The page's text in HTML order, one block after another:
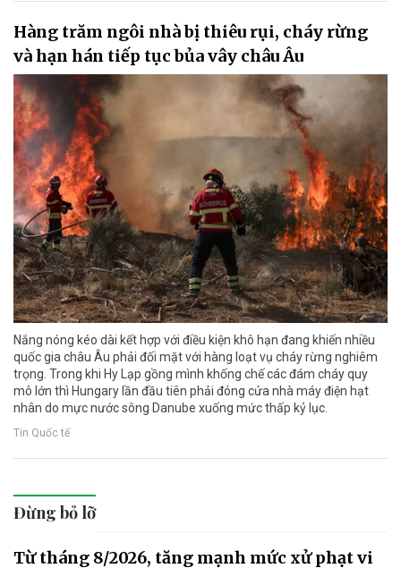
Hàng trăm ngôi nhà bị thiêu rụi, cháy rừng
và hạn hán tiếp tục bủa vây châu Âu
Nắng nóng kéo dài kết hợp với điều kiện khô hạn đang khiến nhiều
quốc gia châu Âu phải đối mặt với hàng loạt vụ cháy rừng nghiêm
trọng. Trong khi Hy Lạp gồng mình khống chế các đám cháy quy
mô lớn thì Hungary lần đầu tiên phải đóng cửa nhà máy điện hạt
nhân do mực nước sông Danube xuống mức thấp kỷ lục.
Tin Quốc tế
Đừng bỏ lỡ
Từ tháng 8/2026, tăng mạnh mức xử phạt vi